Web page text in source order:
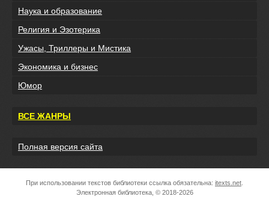
Наука и образование
Религия и Эзотерика
Ужасы, Триллеры и Мистика
Экономика и бизнес
Юмор
ВСЕ ЖАНРЫ
Полная версия сайта
При использовании текстов библиотеки ссылка обязательна: itexts.net
Электронная библиотека, © 2018-2026